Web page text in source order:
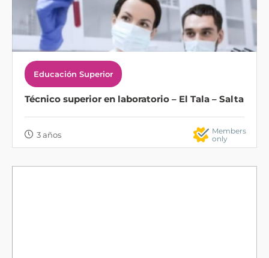
Educación Superior
Técnico superior en laboratorio – El Tala – Salta
3 años
Members
only